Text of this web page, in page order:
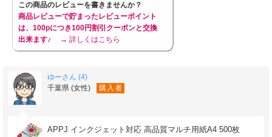
この商品のレビューを書きませんか？
商品レビューで貯まったレビューポイント
は、100pにつき100円割引クーポンと交換
出来ます♪
→ 詳しくはこちら
ゆーさん (4)
千葉県 (女性)
購入者
APPJ インクジェット対応 高品質マルチ用紙A4 500枚